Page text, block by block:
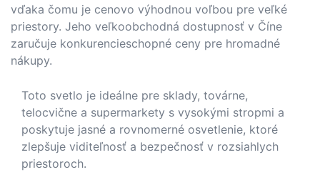
vďaka čomu je cenovo výhodnou voľbou pre veľké
priestory. Jeho veľkoobchodná dostupnosť v Číne
zaručuje konkurencieschopné ceny pre hromadné
nákupy.
Toto svetlo je ideálne pre sklady, továrne,
telocvične a supermarkety s vysokými stropmi a
poskytuje jasné a rovnomerné osvetlenie, ktoré
zlepšuje viditeľnosť a bezpečnosť v rozsiahlych
priestoroch.